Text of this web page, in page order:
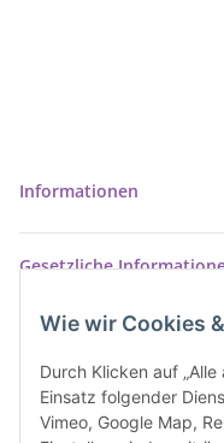
Wie wir Cookies
Durch Klicken auf
Einsatz folgender
Vimeo, Google Map,
Informationen
Gesetzliche